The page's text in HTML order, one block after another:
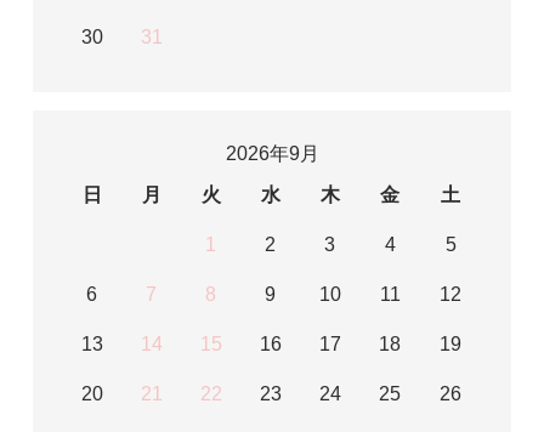
30 31
2026年9月
日
月 火 水 木 金 土
1 2 3 4 5
6 7 8 9 10 11 12
13 14 15 16 17 18 19
20 21 22 23 24 25 26